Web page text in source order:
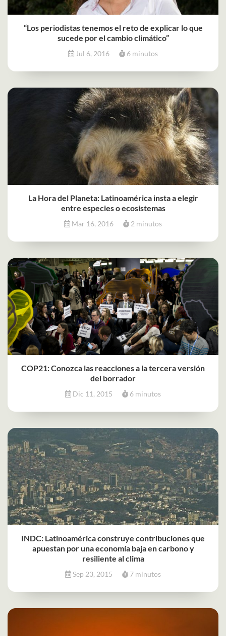
“Los periodistas tenemos el reto de explicar lo que
sucede por el cambio climático”
Jul 6, 2016 6 minutos
La Hora del Planeta: Latinoamérica insta a elegir
entre especies o ecosistemas
Mar 16, 2016 2 minutos
COP21: Conozca las reacciones a la tercera versión
del borrador
Dic 11, 2015 6 minutos
INDC: Latinoamérica construye contribuciones que
apuestan por una economía baja en carbono y
resiliente al clima
Sep 23, 2015 7 minutos